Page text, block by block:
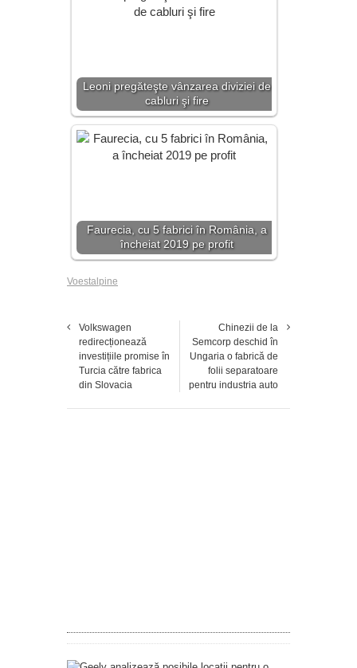
Leoni pregăteşte vânzarea diviziei de
cabluri şi fire
Faurecia, cu 5 fabrici în România, a
încheiat 2019 pe profit
Voestalpine
Volkswagen
redirecționează
investițiile promise în
Turcia către fabrica
din Slovacia
Chinezii de la
Semcorp deschid în
Ungaria o fabrică de
folii separatoare
pentru industria auto